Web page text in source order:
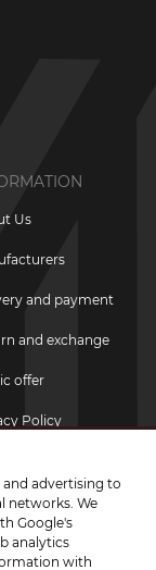
Us
and payment
and exchange
offer
Policy
advertising to
networks. We
Google's
analytics
with